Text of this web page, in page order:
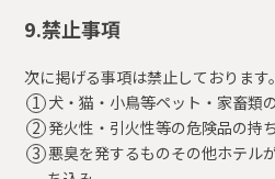
9.禁止事項
次に掲げる事項は禁止しております。
犬・猫・小鳥等ペット・家畜類
発火性・引火性等の危険品の持ち
悪臭を発するものその他ホテル